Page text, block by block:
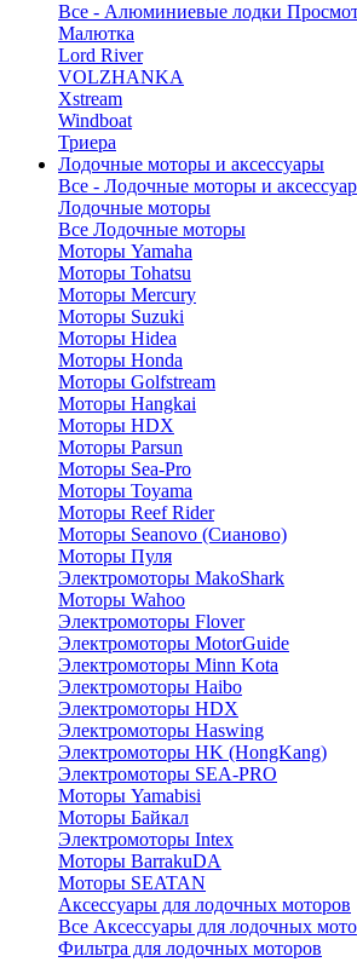
Все - Алюминиевые лодки
Малютка
Lord River
VOLZHANKA
Xstream
Windboat
Триера
Лодочные моторы и аксессуары
Все - Лодочные моторы и
Лодочные моторы
Все Лодочные моторы
Моторы Yamaha
Моторы Tohatsu
Моторы Mercury
Моторы Suzuki
Моторы Hidea
Моторы Honda
Моторы Golfstream
Моторы Hangkai
Моторы HDX
Моторы Parsun
Моторы Sea-Pro
Моторы Toyama
Моторы Reef Rider
Моторы Seanovo (Сианово)
Моторы Пуля
Электромоторы MakoShark
Моторы Wahoo
Электромоторы Flover
Электромоторы MotorGuide
Электромоторы Minn Kota
Электромоторы Haibo
Электромоторы HDX
Электромоторы Haswing
Электромоторы HK (HongKang)
Электромоторы SEA-PRO
Моторы Yamabisi
Моторы Байкал
Электромоторы Intex
Моторы BarrakuDA
Моторы SEATAN
Аксессуары для лодочных моторов
Все Аксессуары для лодочных
Фильтра для лодочных моторов